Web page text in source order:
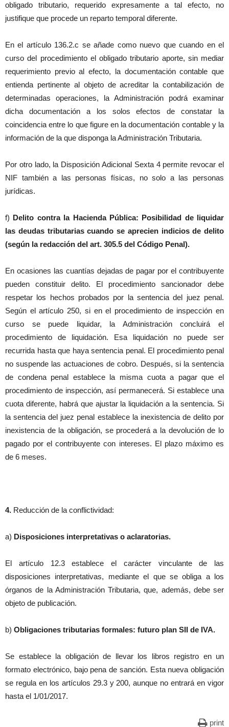
obligado tributario, requerido expresamente a tal efecto, no
justifique que procede un reparto temporal diferente.
En el artículo 136.2.c se añade como nuevo que cuando en el
curso del procedimiento el obligado tributario aporte, sin mediar
requerimiento previo al efecto, la documentación contable que
entienda pertinente al objeto de acreditar la contabilización de
determinadas operaciones, la Administración podrá examinar
dicha documentación a los solos efectos de constatar la
coincidencia entre lo que figure en la documentación contable y la
información de la que disponga la Administración Tributaria.
Por otro lado, la Disposición Adicional Sexta 4 permite revocar el
NIF también a las personas físicas, no solo a las personas
jurídicas.
f) Delito contra la Hacienda Pública: Posibilidad de liquidar
las deudas tributarias cuando se aprecien indicios de delito
(según la redacción del art. 305.5 del Código Penal).
En ocasiones las cuantías dejadas de pagar por el contribuyente
pueden constituir delito. El procedimiento sancionador debe
respetar los hechos probados por la sentencia del juez penal.
Según el artículo 250, si en el procedimiento de inspección en
curso se puede liquidar, la Administración concluirá el
procedimiento de liquidación. Esa liquidación no puede ser
recurrida hasta que haya sentencia penal. El procedimiento penal
no suspende las actuaciones de cobro. Después, si la sentencia
de condena penal establece la misma cuota a pagar que el
procedimiento de inspección, así permanecerá. Si establece una
cuota diferente, habrá que ajustar la liquidación a la sentencia. Si
la sentencia del juez penal establece la inexistencia de delito por
inexistencia de la obligación, se procederá a la devolución de lo
pagado por el contribuyente con intereses. El plazo máximo es
de 6 meses.
4. Reducción de la conflictividad:
a) Disposiciones interpretativas o aclaratorias.
El artículo 12.3 establece el carácter vinculante de las
disposiciones interpretativas, mediante el que se obliga a los
órganos de la Administración Tributaria, que, además, debe ser
objeto de publicación.
b) Obligaciones tributarias formales: futuro plan SII de IVA.
Se establece la obligación de llevar los libros registro en un
formato electrónico, bajo pena de sanción. Esta nueva obligación
se regula en los artículos 29.3 y 200, aunque no entrará en vigor
hasta el 1/01/2017.
print